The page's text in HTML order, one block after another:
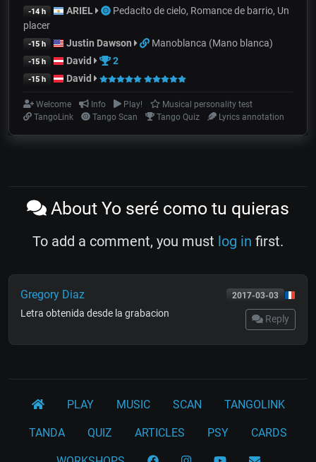
-14 h ARIEL
Pedacito de cielo, Romance de barrio, Un
placer
-15 h Justin Dawson Manoblanca (Mano blanca)
-15 h David 2
-15 h David
Welcome Info Play!
Musical personality test
TangoLink
Tango Scan Tango Quiz Lyrics annotation
About Yo seré como tu quieras
To add a comment, you must log in first.
2017-03-03
Gregory Diaz
Reply
Letra obtenida desde la grabacion
PLAY MUSIC SCAN TANGOLINK
TANDA QUIZ ARTICLES PSY CARDS